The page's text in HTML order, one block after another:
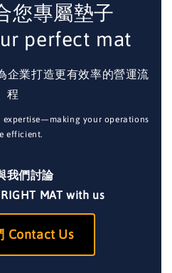
您專屬墊子
perfect mat
企業打造更有效率的營運流
程
expertise—making your operations
efficient.
我們討論
RIGHT MAT with us
Contact Us